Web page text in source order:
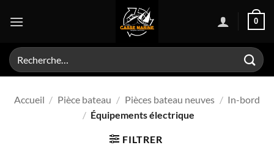
0
Recherche
pour :
Accueil / Pièce bateau / Pièces bateau neuves / In-bord
/ Équipements électrique
FILTRER